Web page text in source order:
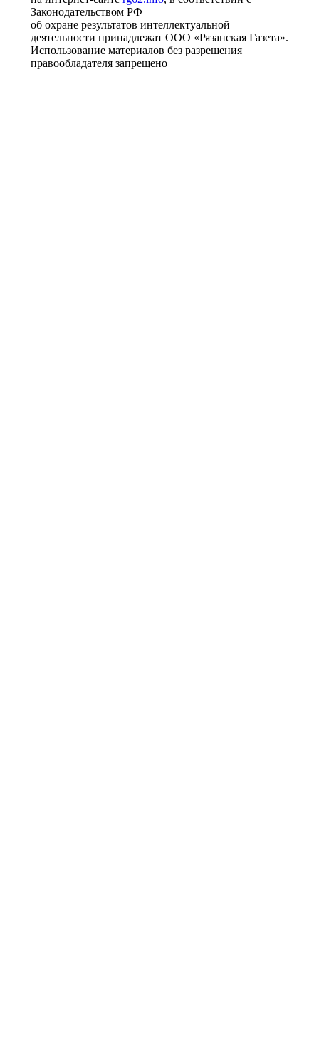
Законодательством РФ
об охране результатов интеллектуальной
деятельности принадлежат ООО «Рязанская Газета».
Использование материалов без разрешения
правообладателя запрещено